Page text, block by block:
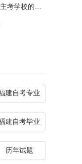
关于调整广东省高等教育自学考试部分专业主考学校的通知
建自考专业
建自考毕业
历年试题